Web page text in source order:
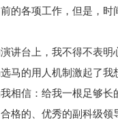
的各项工作，但是，时
讲台上，我不得不表
马的用人机制激起了
相信：给我一根足够
格的、优秀的副科级领